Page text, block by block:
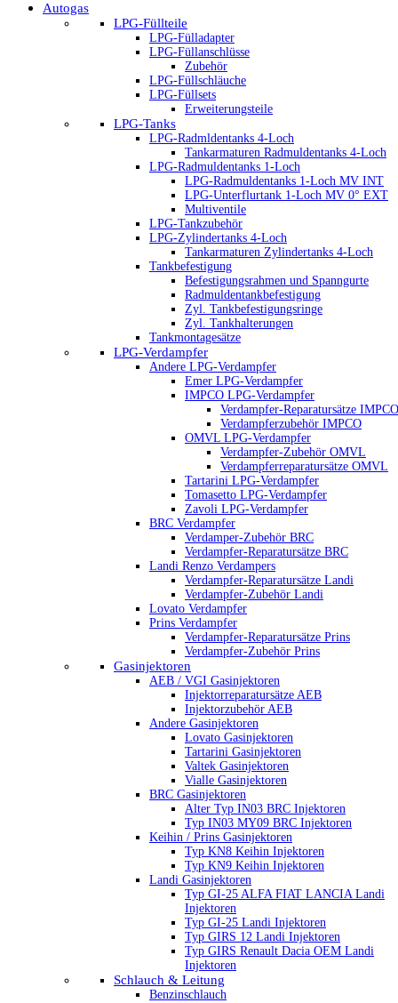
Autogas
LPG-Füllteile
LPG-Fülladapter
LPG-Füllanschlüsse
Zubehör
LPG-Füllschläuche
LPG-Füllsets
Erweiterungsteile
LPG-Tanks
LPG-Radmldentanks 4-Loch
Tankarmaturen Radmuldentanks 4-Loch
LPG-Radmuldentanks 1-Loch
LPG-Radmuldentanks 1-Loch MV INT
LPG-Unterflurtank 1-Loch MV 0° EXT
Multiventile
LPG-Tankzubehör
LPG-Zylindertanks 4-Loch
Tankarmaturen Zylindertanks 4-Loch
Tankbefestigung
Befestigungsrahmen und Spanngurte
Radmuldentankbefestigung
Zyl. Tankbefestigungsringe
Zyl. Tankhalterungen
Tankmontagesätze
LPG-Verdampfer
Andere LPG-Verdampfer
Emer LPG-Verdampfer
IMPCO LPG-Verdampfer
Verdampfer-Reparatursätze IMPCO
Verdampferzubehör IMPCO
OMVL LPG-Verdampfer
Verdampfer-Zubehör OMVL
Verdampferreparatursätze OMVL
Tartarini LPG-Verdampfer
Tomasetto LPG-Verdampfer
Zavoli LPG-Verdampfer
BRC Verdampfer
Verdamper-Zubehör BRC
Verdampfer-Reparatursätze BRC
Landi Renzo Verdampers
Verdampfer-Reparatursätze Landi
Verdampfer-Zubehör Landi
Lovato Verdampfer
Prins Verdampfer
Verdampfer-Reparatursätze Prins
Verdampfer-Zubehör Prins
Gasinjektoren
AEB / VGI Gasinjektoren
Injektorreparatursätze AEB
Injektorzubehör AEB
Andere Gasinjektoren
Lovato Gasinjektoren
Tartarini Gasinjektoren
Valtek Gasinjektoren
Vialle Gasinjektoren
BRC Gasinjektoren
Alter Typ IN03 BRC Injektoren
Typ IN03 MY09 BRC Injektoren
Keihin / Prins Gasinjektoren
Typ KN8 Keihin Injektoren
Typ KN9 Keihin Injektoren
Landi Gasinjektoren
Typ GI-25 ALFA FIAT LANCIA Landi
Injektoren
Typ GI-25 Landi Injektoren
Typ GIRS 12 Landi Injektoren
Typ GIRS Renault Dacia OEM Landi
Injektoren
Schlauch & Leitung
Benzinschlauch